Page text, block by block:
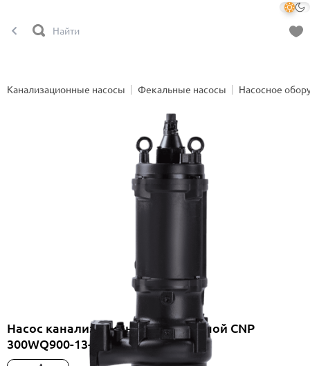
Канализационные насосы Фекальные насосы Насосное
Насос канализационный погружной CNP
300WQ900-13-45-6EF(I)